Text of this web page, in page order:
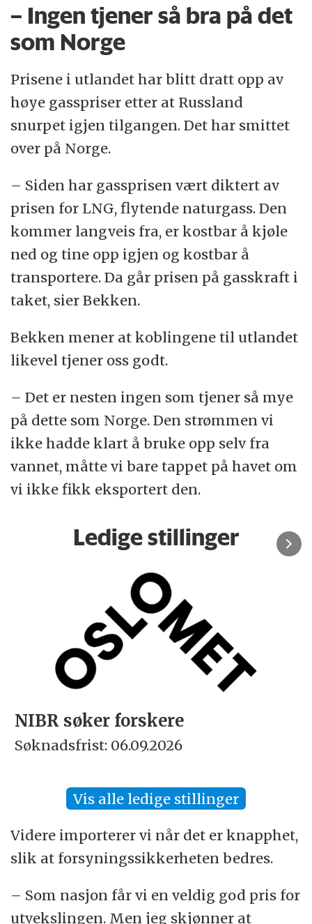
– Ingen tjener så bra på det
som Norge
Prisene i utlandet har blitt dratt opp av
høye gasspriser etter at Russland
snurpet igjen tilgangen. Det har smittet
over på Norge.
– Siden har gassprisen vært diktert av
prisen for LNG, flytende naturgass. Den
kommer langveis fra, er kostbar å kjøle
ned og tine opp igjen og kostbar å
transportere. Da går prisen på gasskraft i
taket, sier Bekken.
Bekken mener at koblingene til utlandet
likevel tjener oss godt.
– Det er nesten ingen som tjener så mye
på dette som Norge. Den strømmen vi
ikke hadde klart å bruke opp selv fra
vannet, måtte vi bare tappet på havet om
vi ikke fikk eksportert den.
Ledige stillinger
NIBR søker forskere
Søknadsfrist: 06.09.2026
Vis alle ledige stillinger
Videre importerer vi når det er knapphet,
slik at forsyningssikkerheten bedres.
– Som nasjon får vi en veldig god pris for
utvekslingen. Men jeg skjønner at